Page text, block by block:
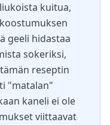
kuitua,
geeli hidastaa
sokeriksi,
reseptin
"matalan"
kaneli ei ole
viittaavat